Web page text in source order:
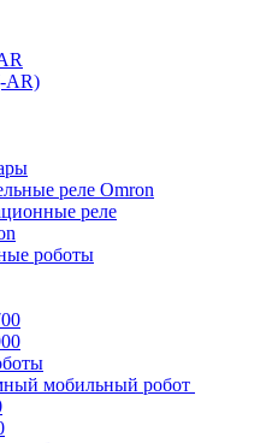
AR)
реле Omron
реле
роботы
мобильный робот